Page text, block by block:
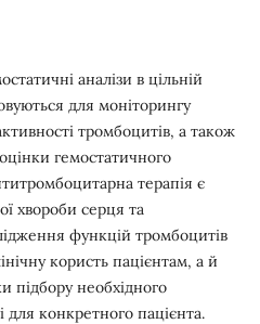
аналізи в цільній
для моніторингу
тромбоцитів, а також
гемостатичного
терапія є
хвороби серця та
функцій тромбоцитів
користь пацієнтам, а й
підбору необхідного
для конкретного пацієнта.